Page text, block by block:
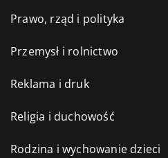
Prawo, rząd i polityka
Przemysł i rolnictwo
Reklama i druk
Religia i duchowość
Rodzina i wychowanie dzieci